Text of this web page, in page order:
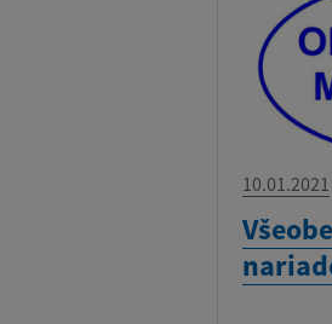
10.01.2021